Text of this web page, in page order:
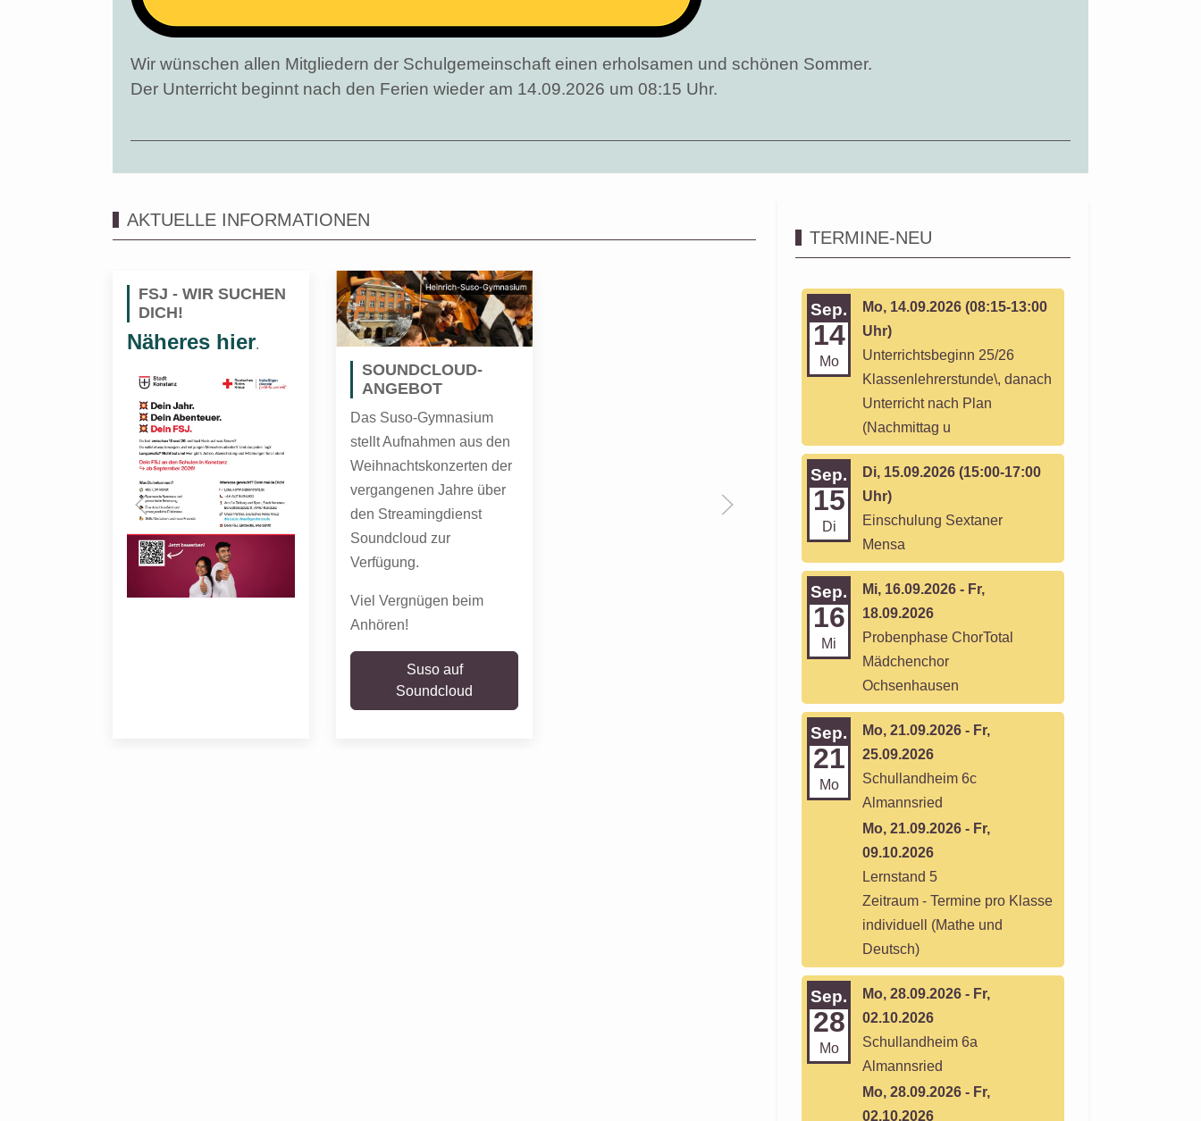
Wir wünschen allen Mitgliedern der Schulgemeinschaft einen erholsamen und schönen Sommer.
Der Unterricht beginnt nach den Ferien wieder am 14.09.2026 um 08:15 Uhr.
AKTUELLE INFORMATIONEN
FSJ - WIR SUCHEN
DICH!
Näheres hier.
SOUNDCLOUD-
ANGEBOT
Das Suso-Gymnasium
stellt Aufnahmen aus den
Weihnachtskonzerten der
vergangenen Jahre über
den Streamingdienst
Soundcloud zur
Verfügung.
Viel Vergnügen beim
Anhören!
Suso auf
Soundcloud
TERMINE-NEU
Sep.
14
Mo
Mo, 14.09.2026 (08:15-13:00
Uhr)
Unterrichtsbeginn 25/26
Klassenlehrerstunde\, danach
Unterricht nach Plan
(Nachmittag u
Sep.
15
Di
Di, 15.09.2026 (15:00-17:00
Uhr)
Einschulung Sextaner
Mensa
Sep.
16
Mi
Mi, 16.09.2026 - Fr,
18.09.2026
Probenphase ChorTotal
Mädchenchor
Ochsenhausen
Sep.
21
Mo
Mo, 21.09.2026 - Fr,
25.09.2026
Schullandheim 6c
Almannsried
Mo, 21.09.2026 - Fr,
09.10.2026
Lernstand 5
Zeitraum - Termine pro Klasse
individuell (Mathe und
Deutsch)
Sep.
28
Mo
Mo, 28.09.2026 - Fr,
02.10.2026
Schullandheim 6a
Almannsried
Mo, 28.09.2026 - Fr,
02.10.2026